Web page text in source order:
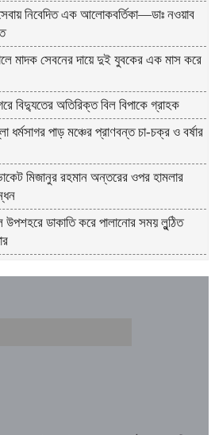
নিবেদিত এক আলোকবর্তিকা—ডাঃ নওয়াব
মাদক সেবনের দায়ে দুই যুবকের এক মাস করে
বিদ্যুতের অতিরিক্ত বিল বিপাকে গ্রাহক
ধর্মসাগর পাড় মঞ্চের প্রাণবন্ত চা-চক্র ও বর্ষার
মিজানুর রহমান অন্তরের ওপর হামলার
উপশহরে ডাকাতি করে পালানোর সময় লুন্ঠিত